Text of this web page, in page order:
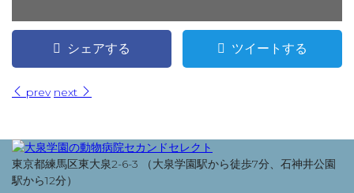
シェアする ツイートする
prev next
東京都練馬区東大泉2-6-3 （大泉学園駅から徒歩7分、石神井公園
駅から12分）